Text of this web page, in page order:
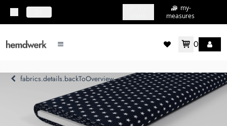
my-
measures
mainMenu.menu 0
fabrics.details.backToOverview